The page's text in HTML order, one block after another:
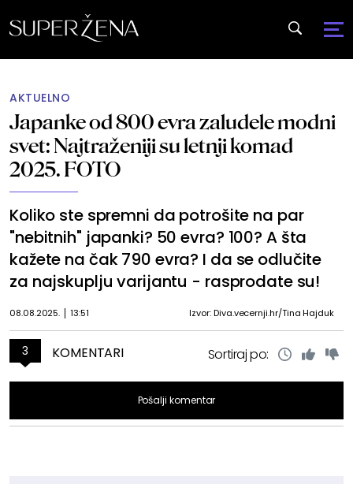
AKTUELNO
Japanke od 800 evra zaludele modni
svet: Najtraženiji su letnji komad
2025. FOTO
Koliko ste spremni da potrošite na par
"nebitnih" japanki? 50 evra? 100? A šta
kažete na čak 790 evra? I da se odlučite
za najskuplju varijantu - rasprodate su!
08.08.2025. 13:51 Izvor: Diva.vecernji.hr/Tina Hajduk
3 KOMENTARI Sortiraj po:
Pošalji komentar